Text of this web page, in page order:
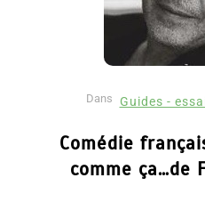
Dans Guides -
Comédie
comme ça…de